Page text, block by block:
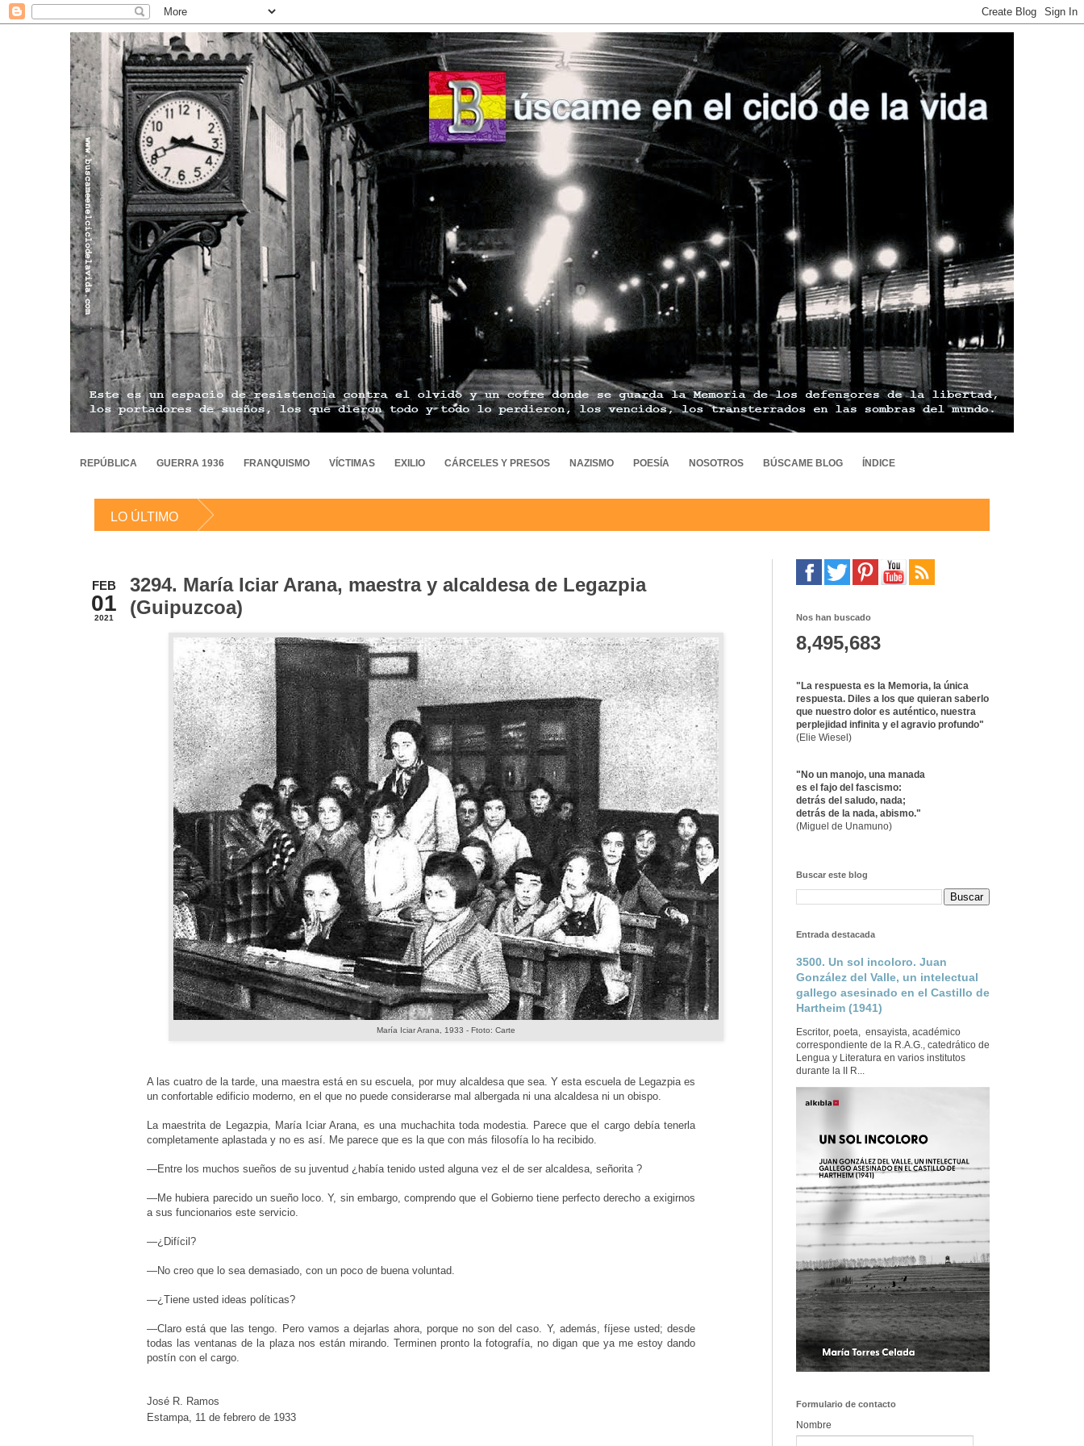
REPÚBLICA GUERRA 1936 FRANQUISMO VÍCTIMAS EXILIO CÁRCELES Y PRESOS NAZISMO POESÍA NOSOTROS BÚSCAME BLOG ÍNDICE
LO ÚLTIMO
FEB
01
2021
3294. María Iciar Arana, maestra y alcaldesa de Legazpia
(Guipuzcoa)
María Iciar Arana, 1933 - Ftoto: Carte
A las cuatro de la tarde, una maestra está en su escuela, por muy alcaldesa que sea. Y esta escuela de Legazpia es
un confortable edificio moderno, en el que no puede considerarse mal albergada ni una alcaldesa ni un obispo.
La maestrita de Legazpia, María Iciar Arana, es una muchachita toda modestia. Parece que el cargo debía tenerla
completamente aplastada y no es así. Me parece que es la que con más filosofía lo ha recibido.
—Entre los muchos sueños de su juventud ¿había tenido usted alguna vez el de ser alcaldesa, señorita ?
—Me hubiera parecido un sueño loco. Y, sin embargo, comprendo que el Gobierno tiene perfecto derecho a exigirnos
a sus funcionarios este servicio.
—¿Difícil?
—No creo que lo sea demasiado, con un poco de buena voluntad.
—¿Tiene usted ideas políticas?
—Claro está que las tengo. Pero vamos a dejarlas ahora, porque no son del caso. Y, además, fíjese usted; desde
todas las ventanas de la plaza nos están mirando. Terminen pronto la fotografía, no digan que ya me estoy dando
postín con el cargo.
José R. Ramos
Estampa, 11 de febrero de 1933
Nos han buscado
8,495,683
"La respuesta es la Memoria, la única
respuesta. Diles a los que quieran saberlo
que nuestro dolor es auténtico, nuestra
perplejidad infinita y el agravio profundo"
(Elie Wiesel)
"No un manojo, una manada
es el fajo del fascismo:
detrás del saludo, nada;
detrás de la nada, abismo."
(Miguel de Unamuno)
Buscar este blog
Entrada destacada
3500. Un sol incoloro. Juan
González del Valle, un intelectual
gallego asesinado en el Castillo de
Hartheim (1941)
Escritor, poeta, ensayista, académico
correspondiente de la R.A.G., catedrático de
Lengua y Literatura en varios institutos
durante la II R...
Formulario de contacto
Nombre